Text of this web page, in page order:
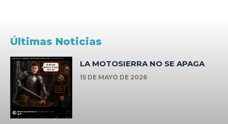
Últimas Noticias
LA MOTOSIERRA NO SE APAGA
15 DE MAYO DE 2026